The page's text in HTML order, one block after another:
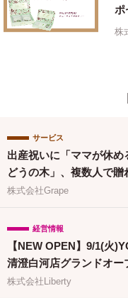
ポ
ポ
株
サービス
出産祝いに「ママが休
どうの木」、複数人で
株式会社Grape
経営情報
【NEW OPEN】9/1(火
清澄白河店グランドオ
株式会社Liberty